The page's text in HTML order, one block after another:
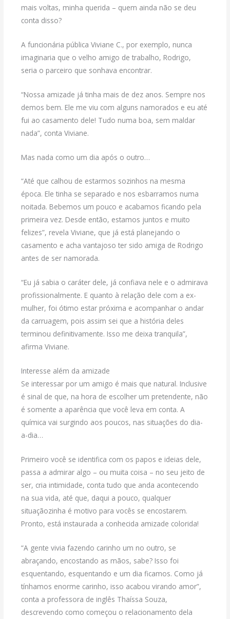
mais voltas, minha querida – quem ainda não se deu
conta disso?
A funcionária pública Viviane C., por exemplo, nunca
imaginaria que o velho amigo de trabalho, Rodrigo,
seria o parceiro que sonhava encontrar.
“Nossa amizade já tinha mais de dez anos. Sempre nos
demos bem. Ele me viu com alguns namorados e eu até
fui ao casamento dele! Tudo numa boa, sem maldar
nada”, conta Viviane.
Mas nada como um dia após o outro…
“Até que calhou de estarmos sozinhos na mesma
época. Ele tinha se separado e nos esbarramos numa
noitada. Bebemos um pouco e acabamos ficando pela
primeira vez. Desde então, estamos juntos e muito
felizes”, revela Viviane, que já está planejando o
casamento e acha vantajoso ter sido amiga de Rodrigo
antes de ser namorada.
“Eu já sabia o caráter dele, já confiava nele e o admirava
profissionalmente. E quanto à relação dele com a ex-
mulher, foi ótimo estar próxima e acompanhar o andar
da carruagem, pois assim sei que a história deles
terminou definitivamente. Isso me deixa tranquila”,
afirma Viviane.
Interesse além da amizade
Se interessar por um amigo é mais que natural. Inclusive
é sinal de que, na hora de escolher um pretendente, não
é somente a aparência que você leva em conta. A
química vai surgindo aos poucos, nas situações do dia-
a-dia…
Primeiro você se identifica com os papos e ideias dele,
passa a admirar algo – ou muita coisa – no seu jeito de
ser, cria intimidade, conta tudo que anda acontecendo
na sua vida, até que, daqui a pouco, qualquer
situaçãozinha é motivo para vocês se encostarem.
Pronto, está instaurada a conhecida amizade colorida!
“A gente vivia fazendo carinho um no outro, se
abraçando, encostando as mãos, sabe? Isso foi
esquentando, esquentando e um dia ficamos. Como já
tínhamos enorme carinho, isso acabou virando amor”,
conta a professora de inglês Thaíssa Souza,
descrevendo como começou o relacionamento dela